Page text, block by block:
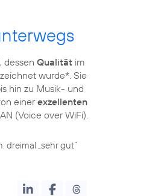
dessen Qualität im
wurde*. Sie
hin zu Musik- und
einerexzellenten
dreimal „sehr gut“